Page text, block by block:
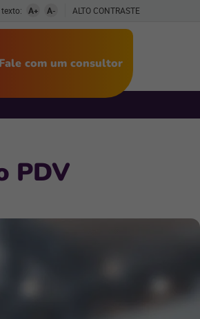
A+ A- ALTO CONTRASTE
Fale com um consultor
PDV